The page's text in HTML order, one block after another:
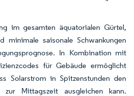
im gesamten äquatorialen Gürtel,
minimale saisonale Schwankungen
In Kombination mit
für Gebäude ermöglicht
Solarstrom in Spitzenstunden den
zur Mittagszeit ausgleichen kann.